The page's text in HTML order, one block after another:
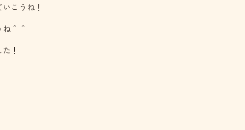
こうね！
＾＾
！